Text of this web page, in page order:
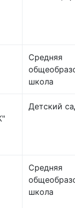
Средняя
школа
Детский
Средняя
школа